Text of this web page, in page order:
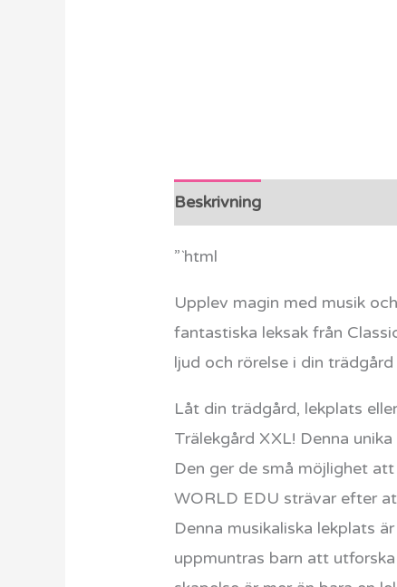
Beskrivning
”`html
Upplev magin med musik
fantastiska leksak från
ljud och rörelse i din
Låt din trädgård, lekplats
Trälekgård XXL! Denna
Den ger de små möjlighet att
WORLD EDU strävar efter
Denna musikaliska lekplats
uppmuntras barn att